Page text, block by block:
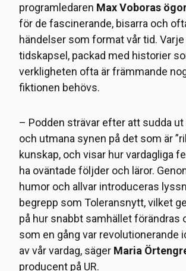
programledaren Max Voboras
för de fascinerande, bisarra och
händelser som format vår tid.
tidskapsel, packad med historier
verkligheten ofta är främmande
fiktionen behövs.
– Podden strävar efter att sudda ut
och utmana synen på det som är
kunskap, och visar hur vardagliga
ha oväntade följder och läror.
humor och allvar introduceras
begrepp som Toleransnytt, vilket
på hur snabbt samhället förändras
som en gång var revolutionerande
av vår vardag, säger Maria
producent på UR.